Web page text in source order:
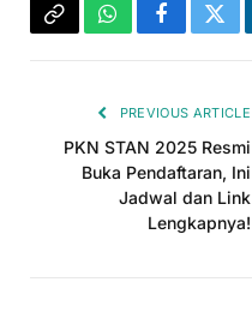
Copy WhatsAppFacebook
PREVIOUS ARTICLE
PKN STAN 2025 Resmi
Buka Pendaftaran, Ini
Jadwal dan Link
Lengkapnya!